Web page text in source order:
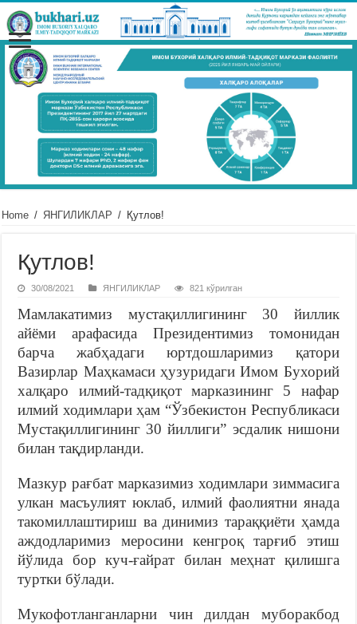
Home / ЯНГИЛИКЛАР / Қутлов!
Қутлов!
30/08/2021 ЯНГИЛИКЛАР 821 кўрилган
Мамлакатимиз мустақиллигининг 30 йиллик
айёми арафасида Президентимиз томонидан
барча жабҳадаги юртдошларимиз қатори
Вазирлар Маҳкамаси ҳузуридаги Имом Бухорий
халқаро илмий-тадқиқот марказининг 5 нафар
илмий ходимлари ҳам “Ўзбекистон Республикаси
Мустақиллигининг 30 йиллиги” эсдалик нишони
билан тақдирланди.
Мазкур рағбат марказимиз ходимлари зиммасига
улкан масъулият юклаб, илмий фаолиятни янада
такомиллаштириш ва динимиз тараққиёти ҳамда
аждодларимиз меросини кенгроқ тарғиб этиш
йўлида бор куч-ғайрат билан меҳнат қилишга
туртки бўлади.
Мукофотланганларни чин дилдан муборакбод